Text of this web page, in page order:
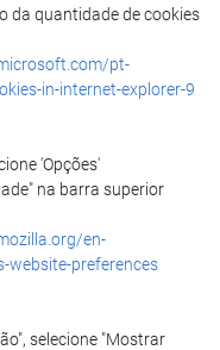
da quantidade de cookies
pt-
in-internet-explorer-9
'Opções'
na barra superior
en-
website-preferences
selecione "Mostrar